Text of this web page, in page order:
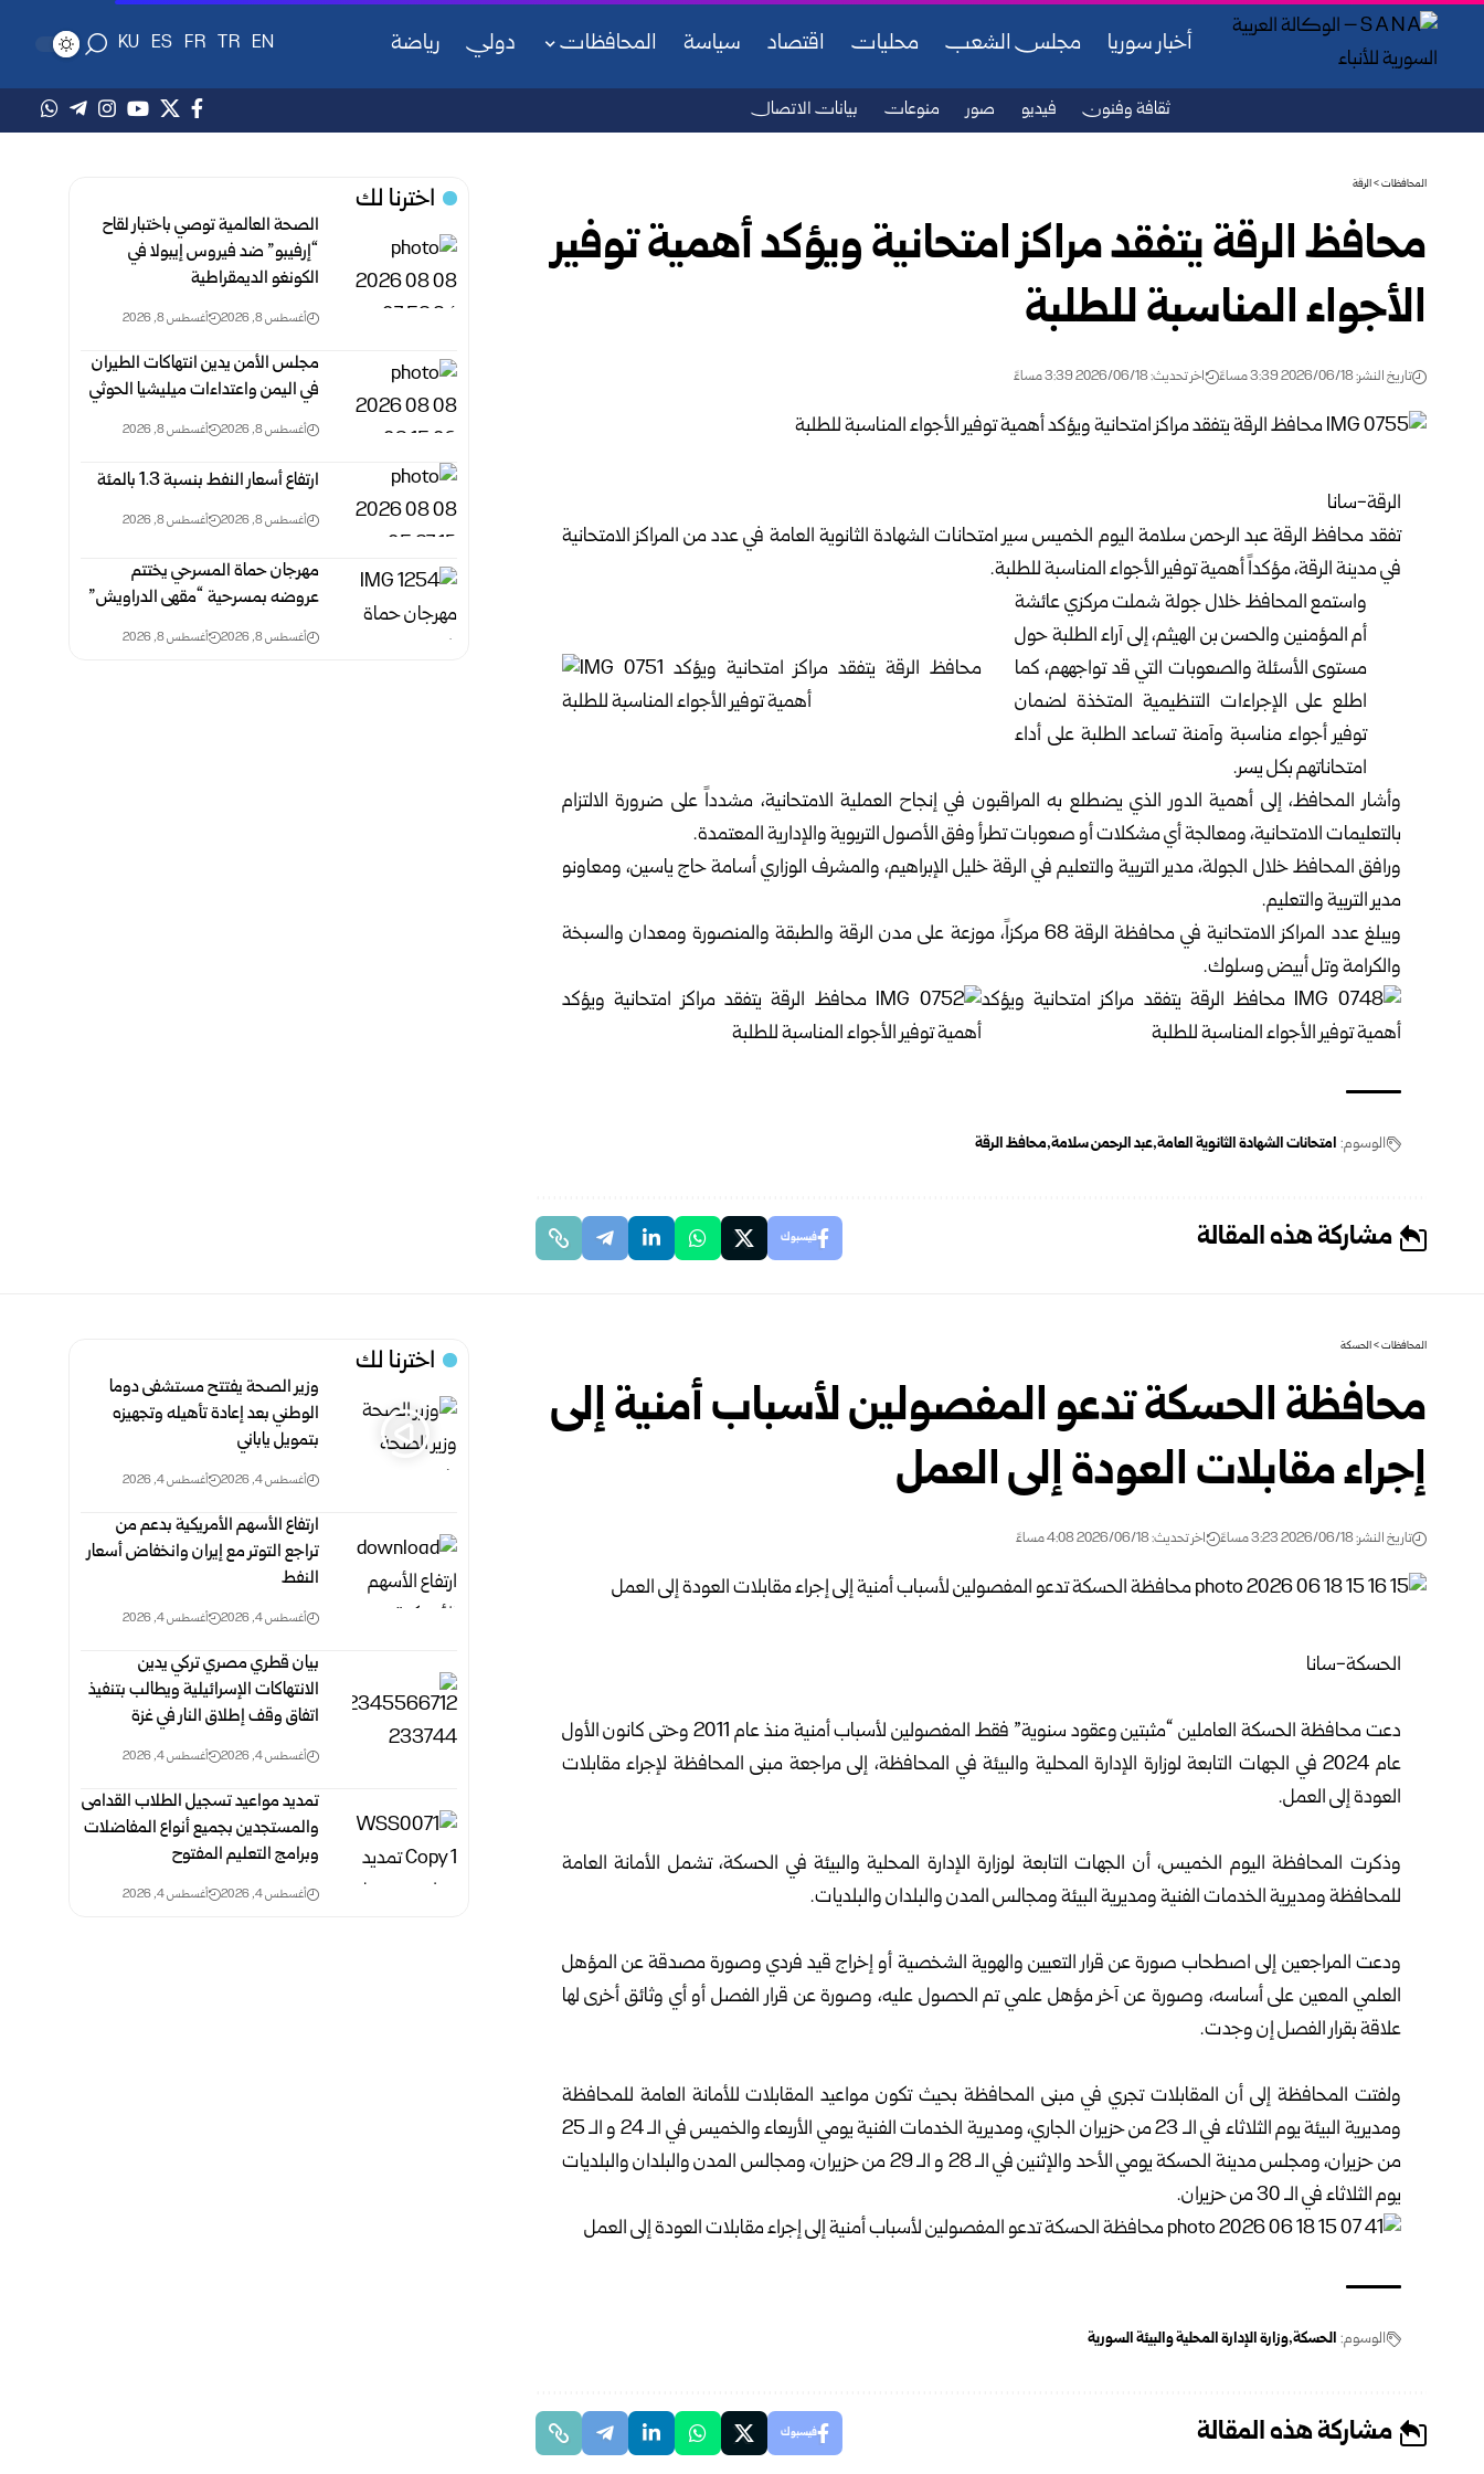
أخبار سوريا مجلس الشعب محليات اقتصاد سياسة المحافظات دولي رياضة EN
TR
FR
ES
KU
ثقافة وفنون فيديو صور منوعات بيانات الاتصال
المحافظات>الرقة
محافظ الرقة يتفقد مراكز امتحانية ويؤكد أهمية توفير
الأجواء المناسبة للطلبة
تاريخ النشر: 2026/06/18 3:39 مساءً اخر تحديث: 2026/06/18 3:39 مساءً
الرقة-سانا‏
تفقد محافظ الرقةعبد الرحمن سلامة اليوم الخميس سير امتحانات الشهادة الثانوية العامة في عدد من المراكز الامتحانية
في ‏مدينة ‏الرقة، مؤكداً أهمية توفير الأجواء المناسبة للطلبة. ‏
واستمع المحافظ خلال جولة شملت مركزي عائشة
أم المؤمنين والحسن بن الهيثم، إلى آراء الطلبة حول
مستوى الأسئلة والصعوبات ‌‏التي قد تواجههم، كما
اطلع على الإجراءات التنظيمية المتخذة لضمان
توفير أجواء مناسبة وآمنة تساعد الطلبة على أداء
امتحاناتهم ‏بكل يسر.‏
وأشار المحافظ، إلى أهمية الدور الذي يضطلع به المراقبون في إنجاح العملية الامتحانية، مشدداً على ضرورة الالتزام
بالتعليمات ‌‏الامتحانية، ومعالجة أي مشكلات أو صعوبات تطرأ وفق الأصول التربوية والإدارية المعتمدة.‏
ورافق المحافظ خلال الجولة، مدير التربية والتعليم في الرقة خليل الإبراهيم، والمشرف الوزاري أسامة حاج ياسين، ومعاونو
مدير ‌‏التربية والتعليم.‏
ويبلغ عدد المراكز الامتحانية في محافظة الرقة 68 مركزاً، موزعة على مدن الرقة والطبقة والمنصورة ومعدان والسبخة
والكرامة ‌‏وتل أبيض وسلوك.‏
الوسوم: امتحانات الشهادة الثانوية العامة عبد الرحمن سلامة محافظ الرقة
مشاركة هذه المقالة فيسبوك
اخترنا لك
الصحة العالمية توصي باختبار لقاح
“إرفيبو” ضد فيروس إيبولا في
الكونغو الديمقراطية
أغسطس 8, 2026 أغسطس 8, 2026
مجلس الأمن يدين انتهاكات الطيران
في اليمن واعتداءات ميليشيا الحوثي
أغسطس 8, 2026 أغسطس 8, 2026
ارتفاع أسعار النفط بنسبة 1.3 بالمئة
أغسطس 8, 2026 أغسطس 8, 2026
مهرجان حماة المسرحي يختتم
عروضه بمسرحية “مقهى الدراويش”
أغسطس 8, 2026 أغسطس 8, 2026
المحافظات>الحسكة
محافظة الحسكة تدعو المفصولين لأسباب أمنية إلى
إجراء مقابلات العودة إلى العمل
تاريخ النشر: 2026/06/18 3:23 مساءً اخر تحديث: 2026/06/18 4:08 مساءً
الحسكة-سانا
دعت محافظة الحسكة العاملين “مثبتين وعقود سنوية” فقط المفصولين لأسباب أمنية منذ عام 2011 وحتى كانون الأول
عام 2024 في الجهات التابعة ل
وزارة الإدارة المحلية والبيئةفي المحافظة، إلى مراجعة مبنى المحافظة لإجراء مقابلات
العودة إلى العمل.
وذكرت المحافظة اليوم الخميس، أن الجهات التابعة لوزارة الإدارة المحلية والبيئة في الحسكة، تشمل الأمانة العامة
للمحافظة ومديرية الخدمات الفنية ومديرية البيئة ومجالس المدن والبلدان والبلديات.
ودعت المراجعين إلى اصطحاب صورة عن قرار التعيين والهوية الشخصية أو إخراج قيد فردي وصورة مصدقة عن المؤهل
العلمي المعين على أساسه، وصورة عن آخر مؤهل علمي تم الحصول عليه، وصورة عن قرار الفصل أو أي وثائق أخرى لها
علاقة بقرار الفصل إن وجدت.
ولفتت المحافظة إلى أن المقابلات تجري في مبنى المحافظة بحيث تكون مواعيد المقابلات للأمانة العامة للمحافظة
ومديرية البيئة يوم الثلاثاء في الـ 23 من حزيران الجاري، ومديرية الخدمات الفنية يومي الأربعاء والخميس في الـ 24 و الـ 25
من حزيران، ومجلس مدينة الحسكة يومي الأحد والإثنين في الـ 28 و الـ 29 من حزيران، ومجالس المدن والبلدان والبلديات
يوم الثلاثاء في الـ 30 من حزيران.
الوسوم: الحسكة وزارة الإدارة المحلية والبيئة السورية
مشاركة هذه المقالة فيسبوك
اخترنا لك
وزير الصحة يفتتح مستشفى دوما
الوطني بعد إعادة تأهيله ‏وتجهيزه
بتمويل ياباني
أغسطس 4, 2026 أغسطس 4, 2026
ارتفاع الأسهم الأمريكية بدعم من
تراجع التوتر مع إيران وانخفاض أسعار
النفط
أغسطس 4, 2026 أغسطس 4, 2026
بيان قطري مصري تركي يدين
الانتهاكات الإسرائيلية ويطالب بتنفيذ
اتفاق وقف إطلاق النار في غزة
أغسطس 4, 2026 أغسطس 4, 2026
تمديد مواعيد تسجيل الطلاب القدامى
والمستجدين‎ ‎بجميع أنواع ‏المفاضلات
وبرامج التعليم المفتوح
أغسطس 4, 2026 أغسطس 4, 2026